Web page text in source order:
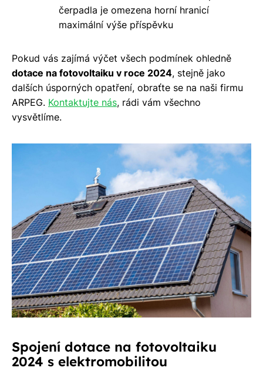
čerpadla je omezena horní hranicí
maximální výše příspěvku
Pokud vás zajímá výčet všech podmínek ohledně
dotace na fotovoltaiku v roce 2024, stejně jako
dalších úsporných opatření, obraťte se na naši firmu
ARPEG. Kontaktujte nás, rádi vám všechno
vysvětlíme.
Spojení dotace na fotovoltaiku
2024 s elektromobilitou